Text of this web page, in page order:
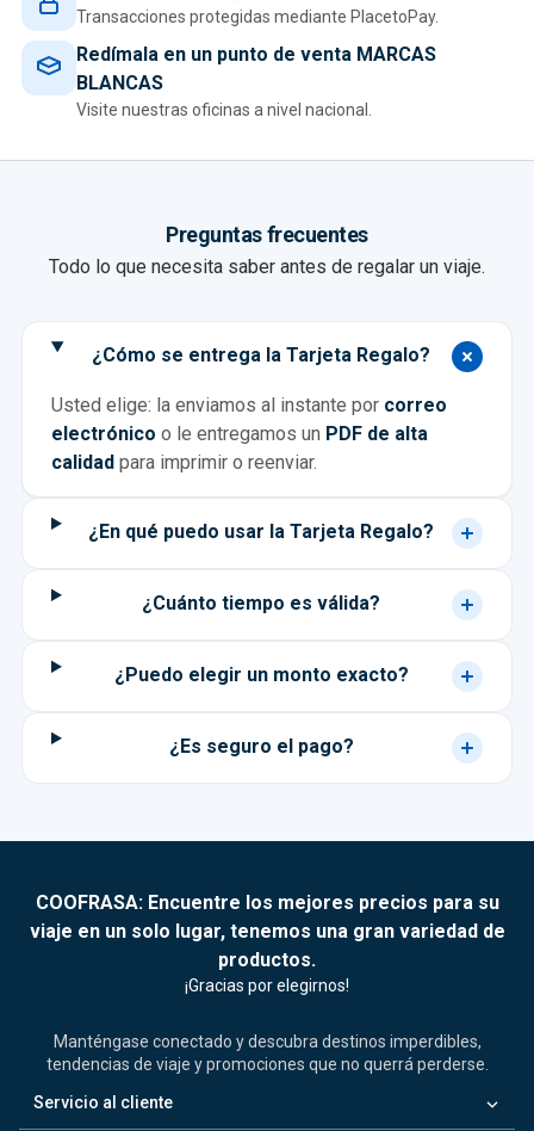
Transacciones protegidas mediante PlacetoPay.
Redímala en un punto de venta MARCAS
BLANCAS
Visite nuestras oficinas a nivel nacional.
Preguntas frecuentes
Todo lo que necesita saber antes de regalar un viaje.
¿Cómo se entrega la Tarjeta Regalo?
Usted elige: la enviamos al instante por correo
electrónico o le entregamos un PDF de alta
calidadpara imprimir o reenviar.
¿En qué puedo usar la Tarjeta Regalo?
¿Cuánto tiempo es válida?
¿Puedo elegir un monto exacto?
¿Es seguro el pago?
COOFRASA: Encuentre los mejores precios para su
viaje en un solo lugar, tenemos una gran variedad de
productos.
¡Gracias por elegirnos!
Manténgase conectado y descubra destinos imperdibles,
tendencias de viaje y promociones que no querrá perderse.
Servicio al cliente
keyboard_arrow_down